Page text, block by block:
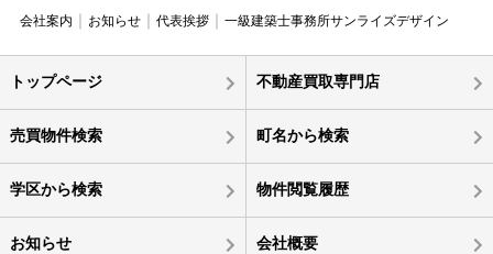
会社案内 お知らせ 代表挨拶 一級建築士事務所サンライズデザイン
トップページ 不動産買取専門店
売買物件検索 町名から検索
学区から検索 物件閲覧履歴
お知らせ 会社概要